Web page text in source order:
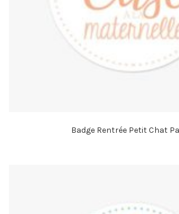
Badge Rentrée Petit Chat